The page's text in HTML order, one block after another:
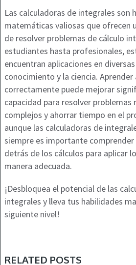
Las calculadoras de integrales son
matemáticas valiosas que ofrecen
de resolver problemas de cálculo
estudiantes hasta profesionales,
encuentran aplicaciones en
conocimiento y la ciencia.
correctamente puede mejorar
capacidad para resolver
complejos y ahorrar tiempo en el
aunque las calculadoras de
siempre es importante
detrás de los cálculos para aplicar
manera adecuada.
¡Desbloquea el potencial de las
integrales y lleva tus habilidades
siguiente nivel!
RELATED POSTS